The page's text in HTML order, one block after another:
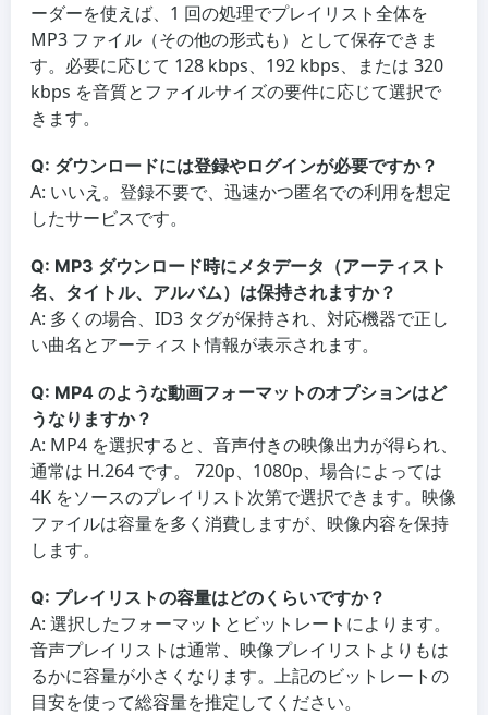
ーダーを使えば、1 回の処理でプレイリスト全体を
MP3 ファイル（その他の形式も）として保存できま
す。必要に応じて 128 kbps、192 kbps、または 320
kbps を音質とファイルサイズの要件に応じて選択で
きます。
Q: ダウンロードには登録やログインが必要ですか？
A: いいえ。登録不要で、迅速かつ匿名での利用を想定
したサービスです。
Q: MP3 ダウンロード時にメタデータ（アーティスト
名、タイトル、アルバム）は保持されますか？
A: 多くの場合、ID3 タグが保持され、対応機器で正し
い曲名とアーティスト情報が表示されます。
Q: MP4 のような動画フォーマットのオプションはど
うなりますか？
A: MP4 を選択すると、音声付きの映像出力が得られ、
通常は H.264 です。 720p、1080p、場合によっては
4K をソースのプレイリスト次第で選択できます。映像
ファイルは容量を多く消費しますが、映像内容を保持
します。
Q: プレイリストの容量はどのくらいですか？
A: 選択したフォーマットとビットレートによります。
音声プレイリストは通常、映像プレイリストよりもは
るかに容量が小さくなります。上記のビットレートの
目安を使って総容量を推定してください。